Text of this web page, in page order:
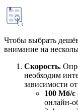
Чтобы выбрать
внимание на
Скорость.
необходим
зависимости от
100 Мб/с
онлайн-